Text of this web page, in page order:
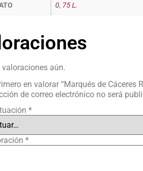
0, 75 L.
valoraciones aún.
en valorar “Marqués de Cáceres
de correo electrónico no será
*
*